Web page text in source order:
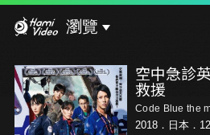
瀏覽
空中急診
救援
Code Blue the
2018．日本．